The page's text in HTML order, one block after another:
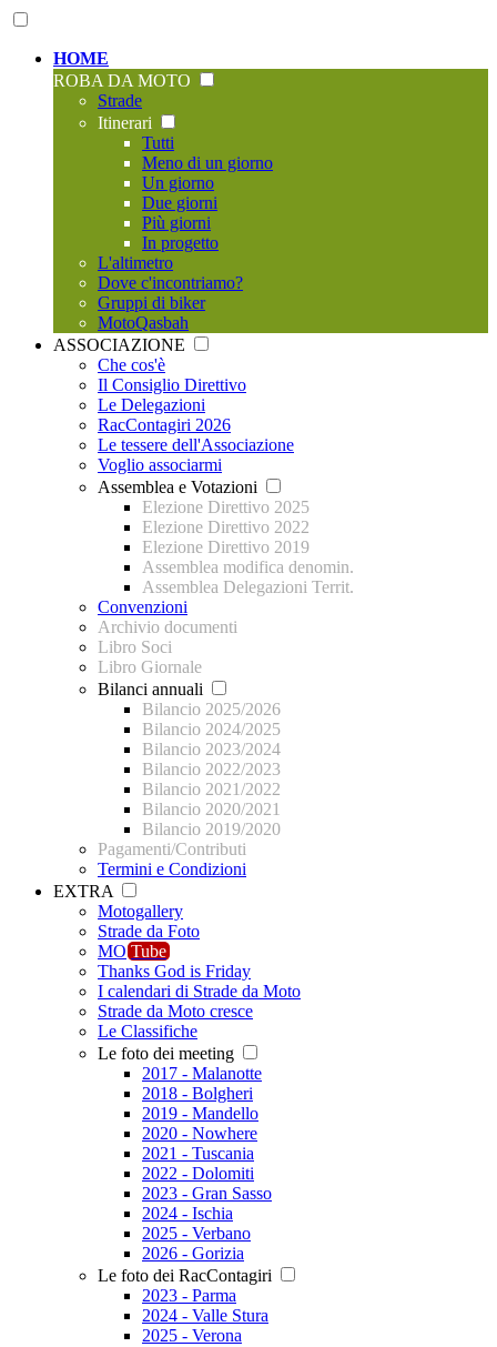
HOME
ROBA DA MOTO
Strade
Itinerari
Tutti
Meno di un giorno
Un giorno
Due giorni
Più giorni
In progetto
L'altimetro
Dove c'incontriamo?
Gruppi di biker
MotoQasbah
ASSOCIAZIONE
Che cos'è
Il Consiglio Direttivo
Le Delegazioni
RacContagiri 2026
Le tessere dell'Associazione
Voglio associarmi
Assemblea e Votazioni
Elezione Direttivo 2025
Elezione Direttivo 2022
Elezione Direttivo 2019
Assemblea modifica denomin.
Assemblea Delegazioni Territ.
Convenzioni
Archivio documenti
Libro Soci
Libro Giornale
Bilanci annuali
Bilancio 2025/2026
Bilancio 2024/2025
Bilancio 2023/2024
Bilancio 2022/2023
Bilancio 2021/2022
Bilancio 2020/2021
Bilancio 2019/2020
Pagamenti/Contributi
Termini e Condizioni
EXTRA
Motogallery
Strade da Foto
MO Tube
Thanks God is Friday
I calendari di Strade da Moto
Strade da Moto cresce
Le Classifiche
Le foto dei meeting
2017 - Malanotte
2018 - Bolgheri
2019 - Mandello
2020 - Nowhere
2021 - Tuscania
2022 - Dolomiti
2023 - Gran Sasso
2024 - Ischia
2025 - Verbano
2026 - Gorizia
Le foto dei RacContagiri
2023 - Parma
2024 - Valle Stura
2025 - Verona